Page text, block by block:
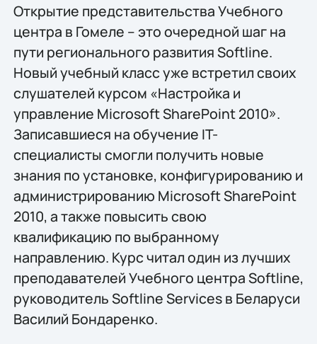
Открытие представительства Учебного
центра в Гомеле – это очередной шаг на
пути регионального развития Softline.
Новый учебный класс уже встретил своих
слушателей курсом «Настройка и
управление Microsoft SharePoint 2010».
Записавшиеся на обучение IT-
специалисты смогли получить новые
знания по установке, конфигурированию и
администрированию Microsoft SharePoint
2010, а также повысить свою
квалификацию по выбранному
направлению. Курс читал один из лучших
преподавателей Учебного центра Softline,
руководитель Softline Services в Беларуси
Василий Бондаренко.